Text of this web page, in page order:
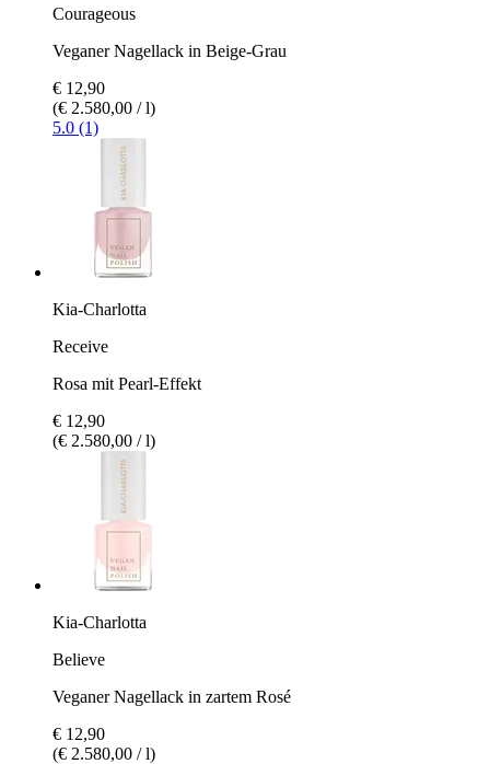
Courageous
Veganer Nagellack in Beige-Grau
€ 12,90
(€ 2.580,00 / l)
5.0 (1)
Kia-Charlotta
Receive
Rosa mit Pearl-Effekt
€ 12,90
(€ 2.580,00 / l)
Kia-Charlotta
Believe
Veganer Nagellack in zartem Rosé
€ 12,90
(€ 2.580,00 / l)